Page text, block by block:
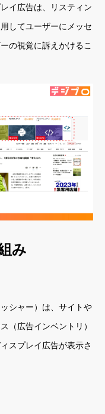
イ広告は、リスティン
してユーザーにメッセ
の視覚に訴えかけるこ
み
シャー）は、サイトや
（広告インベントリ）
スプレイ広告が表示さ